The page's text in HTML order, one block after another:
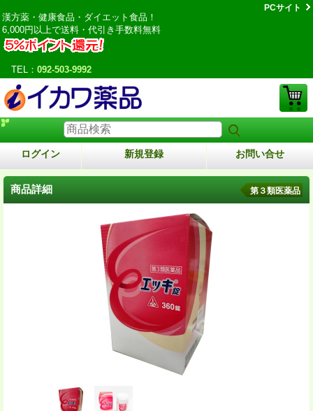
漢方薬・健康食品・ダイエット食品！
6,000円以上で送料・代引き手数料無料
TEL： 092-503-9992
PCサイト
ログイン 新規登録 お問い合せ
商品詳細 第３類医薬品